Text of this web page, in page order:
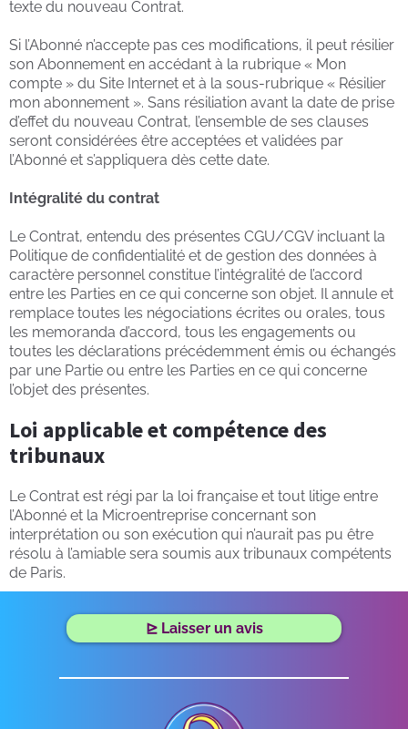
texte du nouveau Contrat.
Si l’Abonné n’accepte pas ces modifications, il peut résilier
son Abonnement en accédant à la rubrique « Mon
compte » du Site Internet et à la sous-rubrique « Résilier
mon abonnement ». Sans résiliation avant la date de prise
d’effet du nouveau Contrat, l’ensemble de ses clauses
seront considérées être acceptées et validées par
l’Abonné et s’appliquera dès cette date.
Intégralité du contrat
Le Contrat, entendu des présentes CGU/CGV incluant la
Politique de confidentialité et de gestion des données à
caractère personnel constitue l’intégralité de l’accord
entre les Parties en ce qui concerne son objet. Il annule et
remplace toutes les négociations écrites ou orales, tous
les memoranda d’accord, tous les engagements ou
toutes les déclarations précédemment émis ou échangés
par une Partie ou entre les Parties en ce qui concerne
l’objet des présentes.
Loi applicable et compétence des
tribunaux
Le Contrat est régi par la loi française et tout litige entre
l’Abonné et la Microentreprise concernant son
interprétation ou son exécution qui n’aurait pas pu être
résolu à l’amiable sera soumis aux tribunaux compétents
de Paris.
⊵ Laisser un avis